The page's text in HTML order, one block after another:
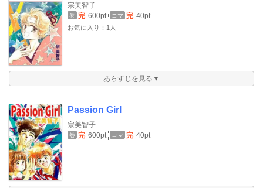
宗美智子
巻 完 600pt コマ 完 40pt
お気に入り：1人
あらすじを見る▼
Passion Girl
宗美智子
巻 完 600pt コマ 完 40pt